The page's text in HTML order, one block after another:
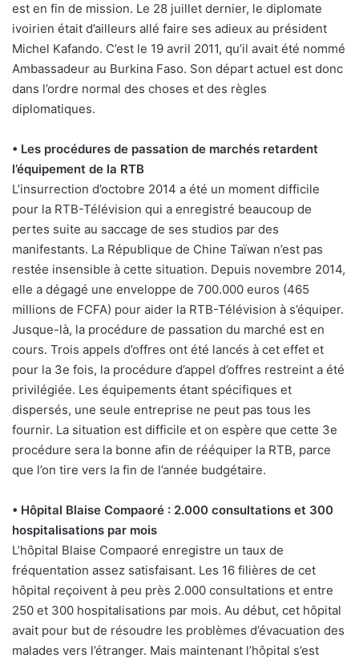
est en fin de mission. Le 28 juillet dernier, le diplomate
ivoirien était d’ailleurs allé faire ses adieux au président
Michel Kafando. C’est le 19 avril 2011, qu’il avait été nommé
Ambassadeur au Burkina Faso. Son départ actuel est donc
dans l’ordre normal des choses et des règles
diplomatiques.
• Les procédures de passation de marchés retardent
l’équipement de la RTB
L’insurrection d’octobre 2014 a été un moment difficile
pour la RTB-Télévision qui a enregistré beaucoup de
pertes suite au saccage de ses studios par des
manifestants. La République de Chine Taïwan n’est pas
restée insensible à cette situation. Depuis novembre 2014,
elle a dégagé une enveloppe de 700.000 euros (465
millions de FCFA) pour aider la RTB-Télévision à s’équiper.
Jusque-là, la procédure de passation du marché est en
cours. Trois appels d’offres ont été lancés à cet effet et
pour la 3e fois, la procédure d’appel d’offres restreint a été
privilégiée. Les équipements étant spécifiques et
dispersés, une seule entreprise ne peut pas tous les
fournir. La situation est difficile et on espère que cette 3e
procédure sera la bonne afin de rééquiper la RTB, parce
que l’on tire vers la fin de l’année budgétaire.
• Hôpital Blaise Compaoré : 2.000 consultations et 300
hospitalisations par mois
L’hôpital Blaise Compaoré enregistre un taux de
fréquentation assez satisfaisant. Les 16 filières de cet
hôpital reçoivent à peu près 2.000 consultations et entre
250 et 300 hospitalisations par mois. Au début, cet hôpital
avait pour but de résoudre les problèmes d’évacuation des
malades vers l’étranger. Mais maintenant l’hôpital s’est